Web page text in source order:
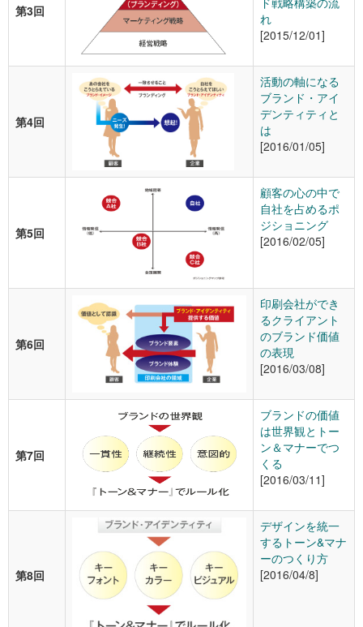
第3回
れ
[2015/12/01]
第4回
活動の軸になる
ブランド・アイ
デンティティと
は
[2016/01/05]
第5回
顧客の心の中で
自社を占めるポ
ジショニング
[2016/02/05]
第6回
印刷会社ができ
るクライアント
のブランド価値
の表現
[2016/03/08]
第7回
ブランドの価値
は世界観とトー
ン＆マナーでつ
くる
[2016/03/11]
第8回
デザインを統一
するトーン&マナ
ーのつくり方
[2016/04/8]